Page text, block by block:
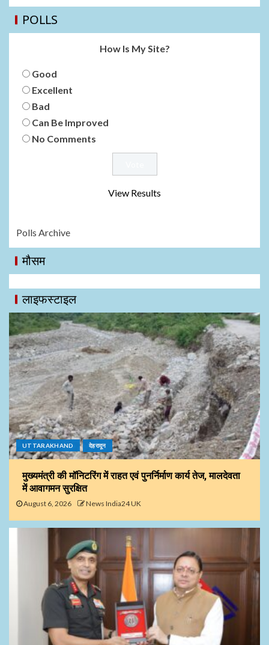
POLLS
How Is My Site?
Good
Excellent
Bad
Can Be Improved
No Comments
View Results
Polls Archive
मौसम
लाइफस्टाइल
UTTARAKHAND देहरादून
मुख्यमंत्री की मॉनिटरिंग में राहत एवं पुनर्निर्माण कार्य तेज, मालदेवता
में आवागमन सुरक्षित
August 6, 2026 News India24 UK